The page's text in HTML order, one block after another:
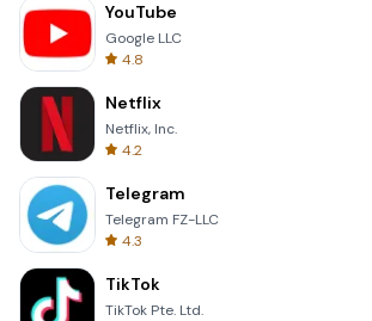
YouTube
Google LLC
4.8
Netflix
Netflix, Inc.
4.2
Telegram
Telegram FZ-LLC
4.3
TikTok
TikTok Pte. Ltd.